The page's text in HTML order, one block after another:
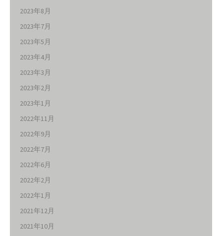
2023年8月
2023年7月
2023年5月
2023年4月
2023年3月
2023年2月
2023年1月
2022年11月
2022年9月
2022年7月
2022年6月
2022年2月
2022年1月
2021年12月
2021年10月